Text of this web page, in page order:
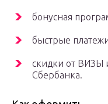
бонусная
быстрые
скидки от ВИЗЫ
Сбербанка.